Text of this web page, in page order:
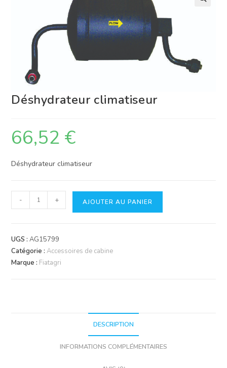
Déshydrateur climatiseur
66,52 €
Déshydrateur climatiseur
quantité
de
climatiseur
- + AJOUTER AU PANIER
UGS :AG15799
Catégorie :Accessoires de cabine
Marque : Fiatagri
DESCRIPTION
INFORMATIONS COMPLÉMENTAIRES